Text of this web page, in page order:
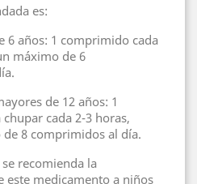
es:
6 años: 1 comprimido cada
máximo de 6
de 12 años: 1
cada 2-3 horas,
8 comprimidos al día.
recomienda la
este medicamento a niños